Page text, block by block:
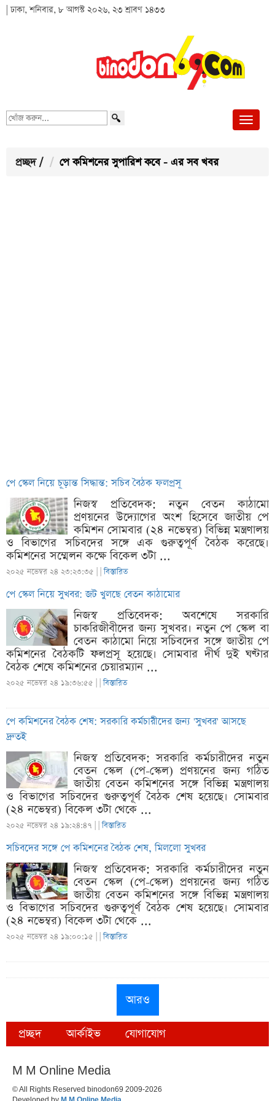
| ঢাকা, শনিবার, ৮ আগস্ট ২০২৬, ২৩ শ্রাবণ ১৪৩৩
খোঁজ
প্রচ্ছদ / পে কমিশনের সুপারিশ কবে - এর সব খবর
পে স্কেল নিয়ে চূড়ান্ত সিদ্ধান্ত: সচিব বৈঠক ফলপ্রসূ
নিজস্ব প্রতিবেদক: নতুন বেতন কাঠামো
প্রণয়নের উদ্যোগের অংশ হিসেবে জাতীয় পে
কমিশন সোমবার (২৪ নভেম্বর) বিভিন্ন মন্ত্রণালয়
ও বিভাগের সচিবদের সঙ্গে এক গুরুত্বপূর্ণ বৈঠক করেছে।
কমিশনের সম্মেলন কক্ষে বিকেল ৩টা ...
২০২৫ নভেম্বর ২৪ ২৩:২৩:৩৫ | |বিস্তারিত
পে স্কেল নিয়ে সুখবর: জট খুলছে বেতন কাঠামোর
নিজস্ব প্রতিবেদক: অবশেষে সরকারি
চাকরিজীবীদের জন্য সুখবর। নতুন পে স্কেল বা
বেতন কাঠামো নিয়ে সচিবদের সঙ্গে জাতীয় পে
কমিশনের বৈঠকটি ফলপ্রসূ হয়েছে। সোমবার দীর্ঘ দুই ঘণ্টার
বৈঠক শেষে কমিশনের চেয়ারম্যান ...
২০২৫ নভেম্বর ২৪ ১৯:৩৬:৫৫ | |বিস্তারিত
পে কমিশনের বৈঠক শেষ: সরকারি কর্মচারীদের জন্য 'সুখবর' আসছে
দ্রুতই
নিজস্ব প্রতিবেদক: সরকারি কর্মচারীদের নতুন
বেতন স্কেল (পে-স্কেল) প্রণয়নের জন্য গঠিত
জাতীয় বেতন কমিশনের সঙ্গে বিভিন্ন মন্ত্রণালয়
ও বিভাগের সচিবদের গুরুত্বপূর্ণ বৈঠক শেষ হয়েছে। সোমবার
(২৪ নভেম্বর) বিকেল ৩টা থেকে ...
২০২৫ নভেম্বর ২৪ ১৯:২৪:৪৭ | |বিস্তারিত
সচিবদের সঙ্গে পে কমিশনের বৈঠক শেষ, মিললো সুখবর
নিজস্ব প্রতিবেদক: সরকারি কর্মচারীদের নতুন
বেতন স্কেল (পে-স্কেল) প্রণয়নের জন্য গঠিত
জাতীয় বেতন কমিশনের সঙ্গে বিভিন্ন মন্ত্রণালয়
ও বিভাগের সচিবদের গুরুত্বপূর্ণ বৈঠক শেষ হয়েছে। সোমবার
(২৪ নভেম্বর) বিকেল ৩টা থেকে ...
২০২৫ নভেম্বর ২৪ ১৯:০০:১৫ | |বিস্তারিত
আরও
প্রচ্ছদ আর্কাইভ যোগাযোগ
M M Online Media
© All Rights Reserved binodon69 2009-2026